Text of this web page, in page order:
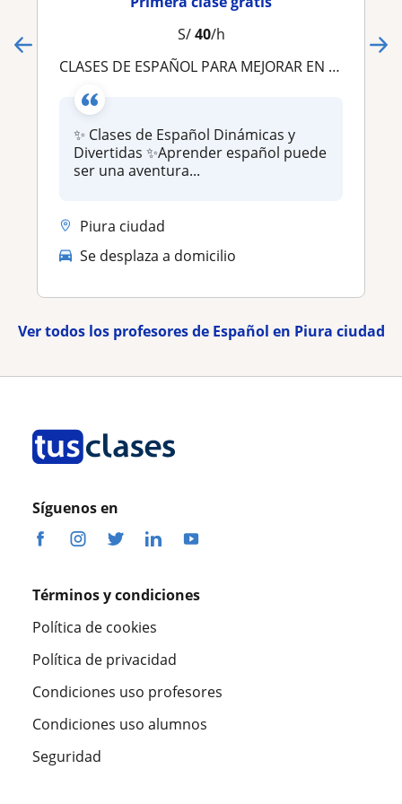
S/40/h
CLASES DE ESPAÑOL PARA MEJORAR EN TU PRONUNCIACION Y SEAS UNO MAS VAMOS ENTRA HACIENDO CLICK
✨ Clases de Español Dinámicas y
Divertidas ✨Aprender español puede
ser una aventura...
Piura ciudad
Se desplaza a domicilio
Ver todos los profesores de Español en Piura ciudad
Síguenos en
Términos y condiciones
Política de cookies
Política de privacidad
Condiciones uso profesores
Condiciones uso alumnos
Seguridad